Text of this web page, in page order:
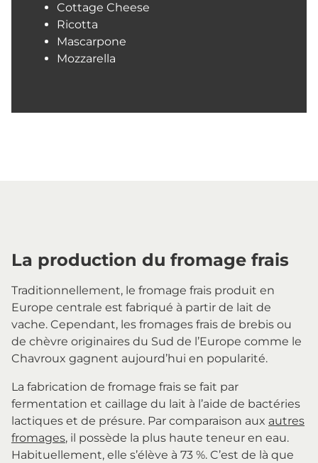
Cottage Cheese
Ricotta
Mascarpone
Mozzarella
La production du fromage frais
Traditionnellement, le fromage frais produit en
Europe centrale est fabriqué à partir de lait de
vache. Cependant, les fromages frais de brebis ou
de chèvre originaires du Sud de l’Europe comme le
Chavroux gagnent aujourd’hui en popularité.
La fabrication de fromage frais se fait par
fermentation et caillage du lait à l’aide de bactéries
lactiques et de présure. Par comparaison aux autres
fromages, il possède la plus haute teneur en eau.
Habituellement, elle s’élève à 73 %. C’est de là que